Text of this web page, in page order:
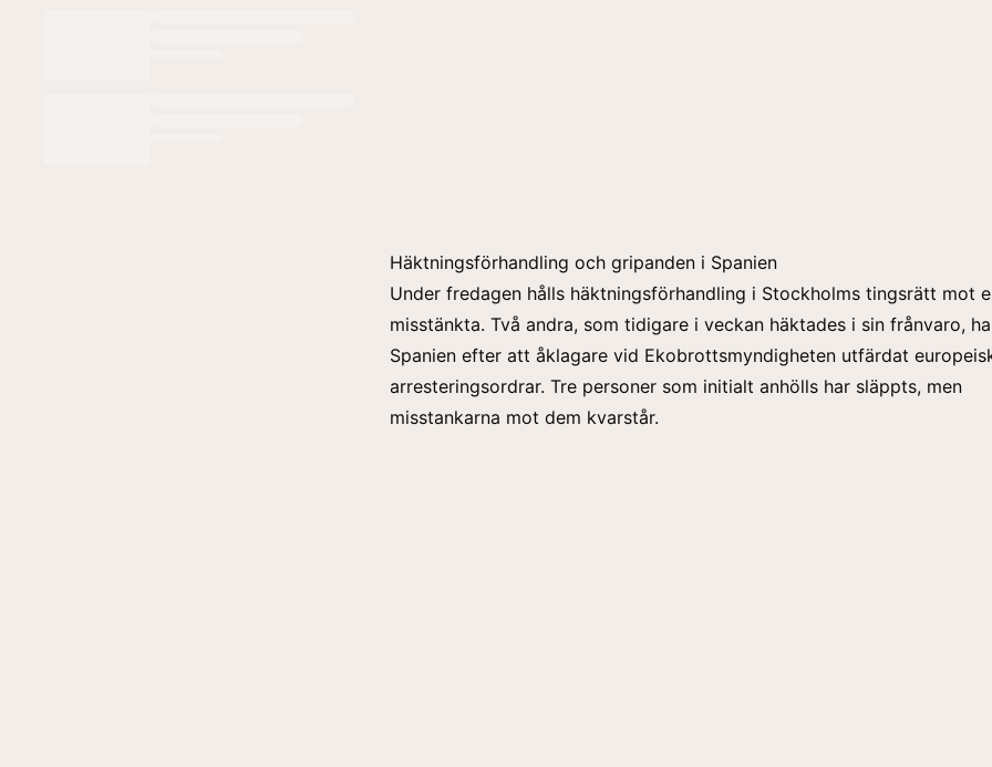
Häktningsförhandling och gripanden i Spanien
Under fredagen hålls häktningsförhandling i Stockholms tingsrätt mot
misstänkta. Två andra, som tidigare i veckan häktades i sin frånvaro,
Spanien efter att åklagare vid Ekobrottsmyndigheten utfärdat
arresteringsordrar. Tre personer som initialt anhölls har släppts, men
misstankarna mot dem kvarstår.